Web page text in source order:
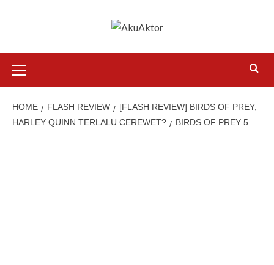
HOME FLASH REVIEW
[FLASH REVIEW] BIRDS OF PREY;
HARLEY QUINN TERLALU CEREWET?
BIRDS OF PREY 5